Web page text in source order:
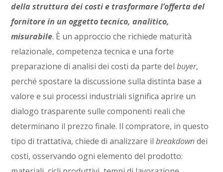
della struttura dei costi e trasformare l’offerta del
fornitore in un oggetto tecnico, analitico,
misurabile. È un approccio che richiede maturità
relazionale, competenza tecnica e una forte
preparazione di analisi dei costi da parte delbuyer,
perché spostare la discussione sulla distinta base a
valore e sui processi industriali significa aprire un
dialogo trasparente sulle componenti reali che
determinano il prezzo finale. Il compratore, in questo
tipo di trattativa, chiede di analizzare ilbreakdowndei
costi, osservando ogni elemento del prodotto: